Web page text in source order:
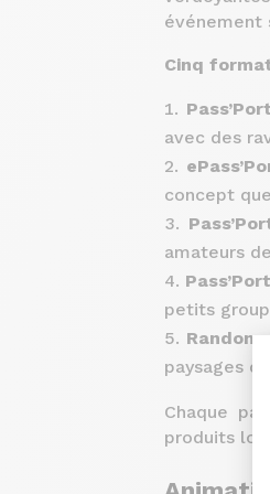
événement
Cinq
avec des
concept
amateurs
petits
paysages
Chaque
produits